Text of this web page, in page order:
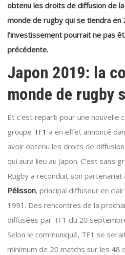
obtenu les droits de diffusion de
monde de rugby qui se tiendra en
l’investissement pourrait ne pas
précédente.
Japon 2019: la
monde de rugby
Et c’est reparti pour une nouvelle
groupe TF1 a en effet annoncé
avoir obtenu les droits de
qui aura lieu au Japon. C’est sans
Rugby a reconduit son partenariat
Pélisson, principal diffuseur en
1991. Des rencontres de la
diffusées par TF1 du 20
Selon le communiqué, TF1 se
minimum de 20 matchs sur les 48